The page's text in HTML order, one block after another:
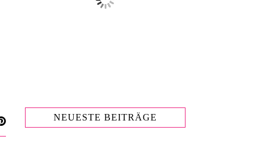
NEUESTE BEITRÄGE